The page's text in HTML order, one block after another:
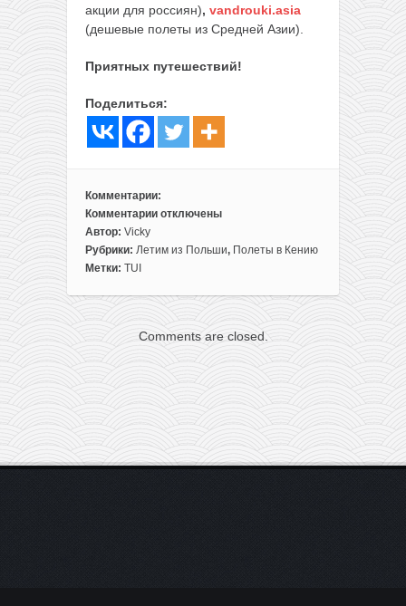
акции для россиян), vandrouki.asia
(дешевые полеты из Средней Азии).
Приятных путешествий!
Поделиться:
Комментарии:
Комментарии
к
записи
Рождество
Новый
год!
Прямые
рейсы
Варшавы
всего
за
отключены
Автор: Vicky
Рубрики: Летим из Польши, Полеты в Кению
Метки: TUI
Comments are closed.